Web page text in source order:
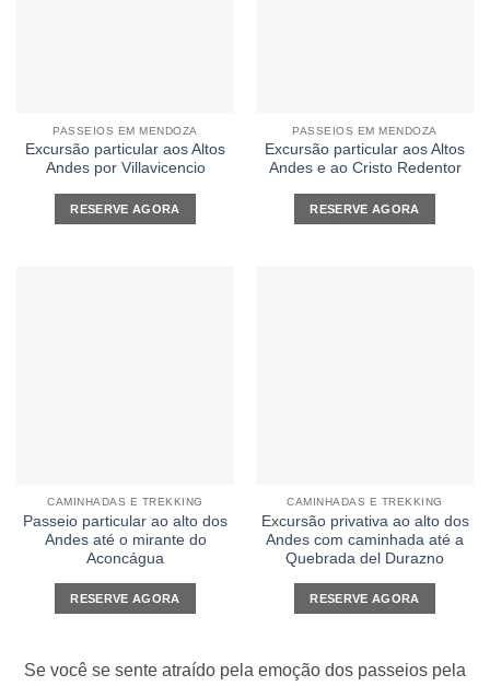
PASSEIOS EM MENDOZA
Excursão particular aos Altos
Andes por Villavicencio
RESERVE AGORA
PASSEIOS EM MENDOZA
Excursão particular aos Altos
Andes e ao Cristo Redentor
RESERVE AGORA
CAMINHADAS E TREKKING
Passeio particular ao alto dos
Andes até o mirante do
Aconcágua
RESERVE AGORA
CAMINHADAS E TREKKING
Excursão privativa ao alto dos
Andes com caminhada até a
Quebrada del Durazno
RESERVE AGORA
Se você se sente atraído pela emoção dos passeios pela